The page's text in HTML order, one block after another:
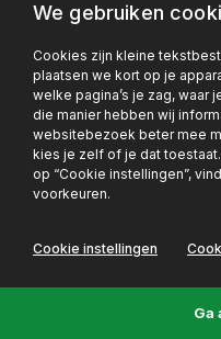
+EMAIL +FACEBOOK
We gebruiken
Cookies zijn kleine
plaatsen we kort op je
welke pagina’s je zag, waar
die manier hebben wij
websitebezoek beter mee
kies je zelf of je dat
op “Cookie instellingen”,
voorkeuren.
Cookie instellingen
Ga